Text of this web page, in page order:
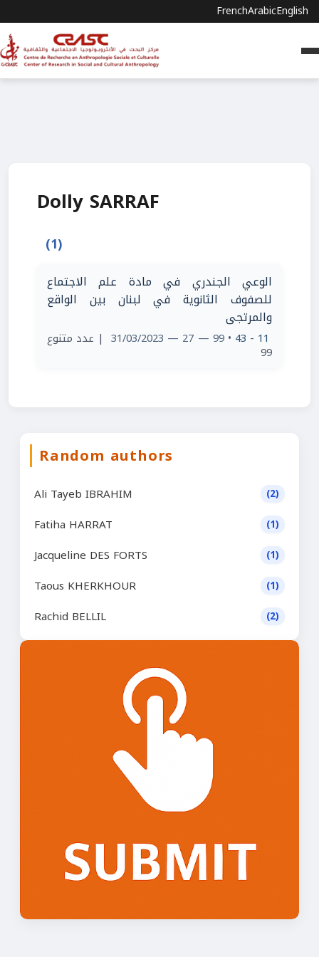
FrenchArabicEnglish
Dolly SARRAF
(1)
الوعي الجندري في مادة علم الاجتماع
للصفوف الثانوية في لبنان بين الواقع
والمرتجى
11 - 43
• 99 — 27 — 31/03/2023 | عدد متنوع
99
Random authors
Ali Tayeb IBRAHIM (2)
Fatiha HARRAT (1)
Jacqueline DES FORTS (1)
Taous KHERKHOUR (1)
Rachid BELLIL (2)